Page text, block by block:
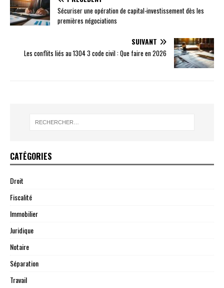
Sécuriser une opération de capital-investissement dès les
premières négociations
SUIVANT
Les conflits liés au 1304 3 code civil : Que faire en 2026
CATÉGORIES
Droit
Fiscalité
Immobilier
Juridique
Notaire
Séparation
Travail